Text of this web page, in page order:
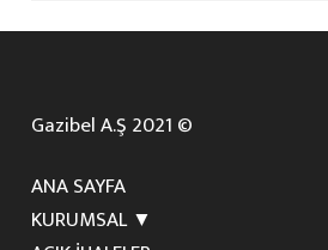
Gazibel A.Ş 2021 ©
ANA SAYFA
KURUMSAL ▼